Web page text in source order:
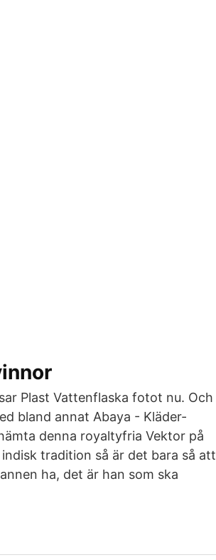
Plast Vattenflaska fotot nu. Och
bland annat Abaya - Kläder-
denna royaltyfria Vektor på
tradition så är det bara så att
ha, det är han som ska